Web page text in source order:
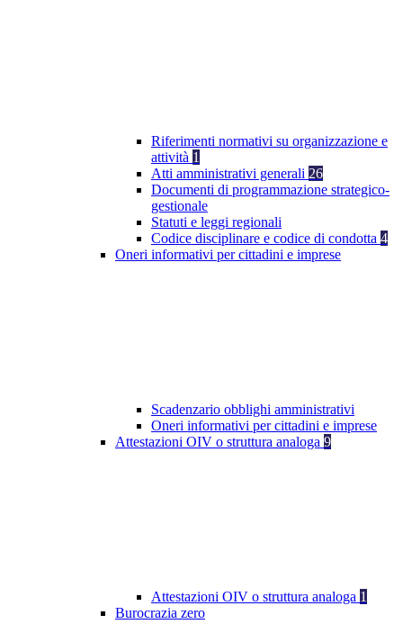
Riferimenti normativi su organizzazione e
attività 1
Atti amministrativi generali 26
Documenti di programmazione strategico-
gestionale
Statuti e leggi regionali
Codice disciplinare e codice di condotta 4
Oneri informativi per cittadini e imprese
Scadenzario obblighi amministrativi
Oneri informativi per cittadini e imprese
Attestazioni OIV o struttura analoga 9
Attestazioni OIV o struttura analoga 1
Burocrazia zero